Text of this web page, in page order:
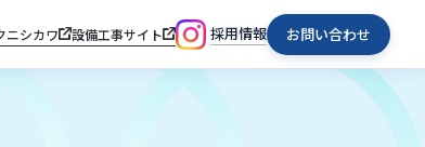
ニシカワ 設備工事サイト 採用情報 お問い合わせ